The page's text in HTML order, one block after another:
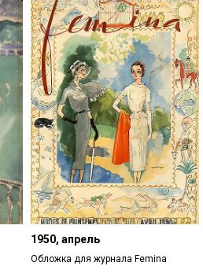
1950, апрель
Обложка для журнала Femina